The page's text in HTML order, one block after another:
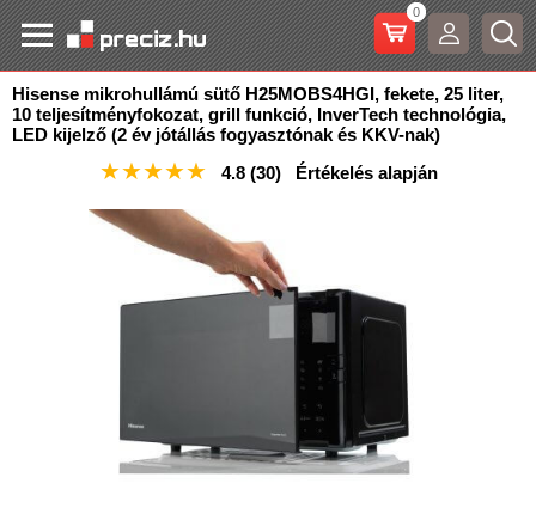
0
Hisense mikrohullámú sütő H25MOBS4HGI, fekete, 25 liter,
10 teljesítményfokozat, grill funkció, InverTech technológia,
LED kijelző (2 év jótállás fogyasztónak és KKV-nak)
★★★★★ 4.8 (30)Értékelés alapján